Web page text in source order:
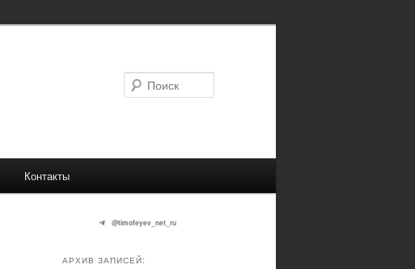
Контакты
@timofeyev_net_ru
АРХИВ ЗАПИСЕЙ: